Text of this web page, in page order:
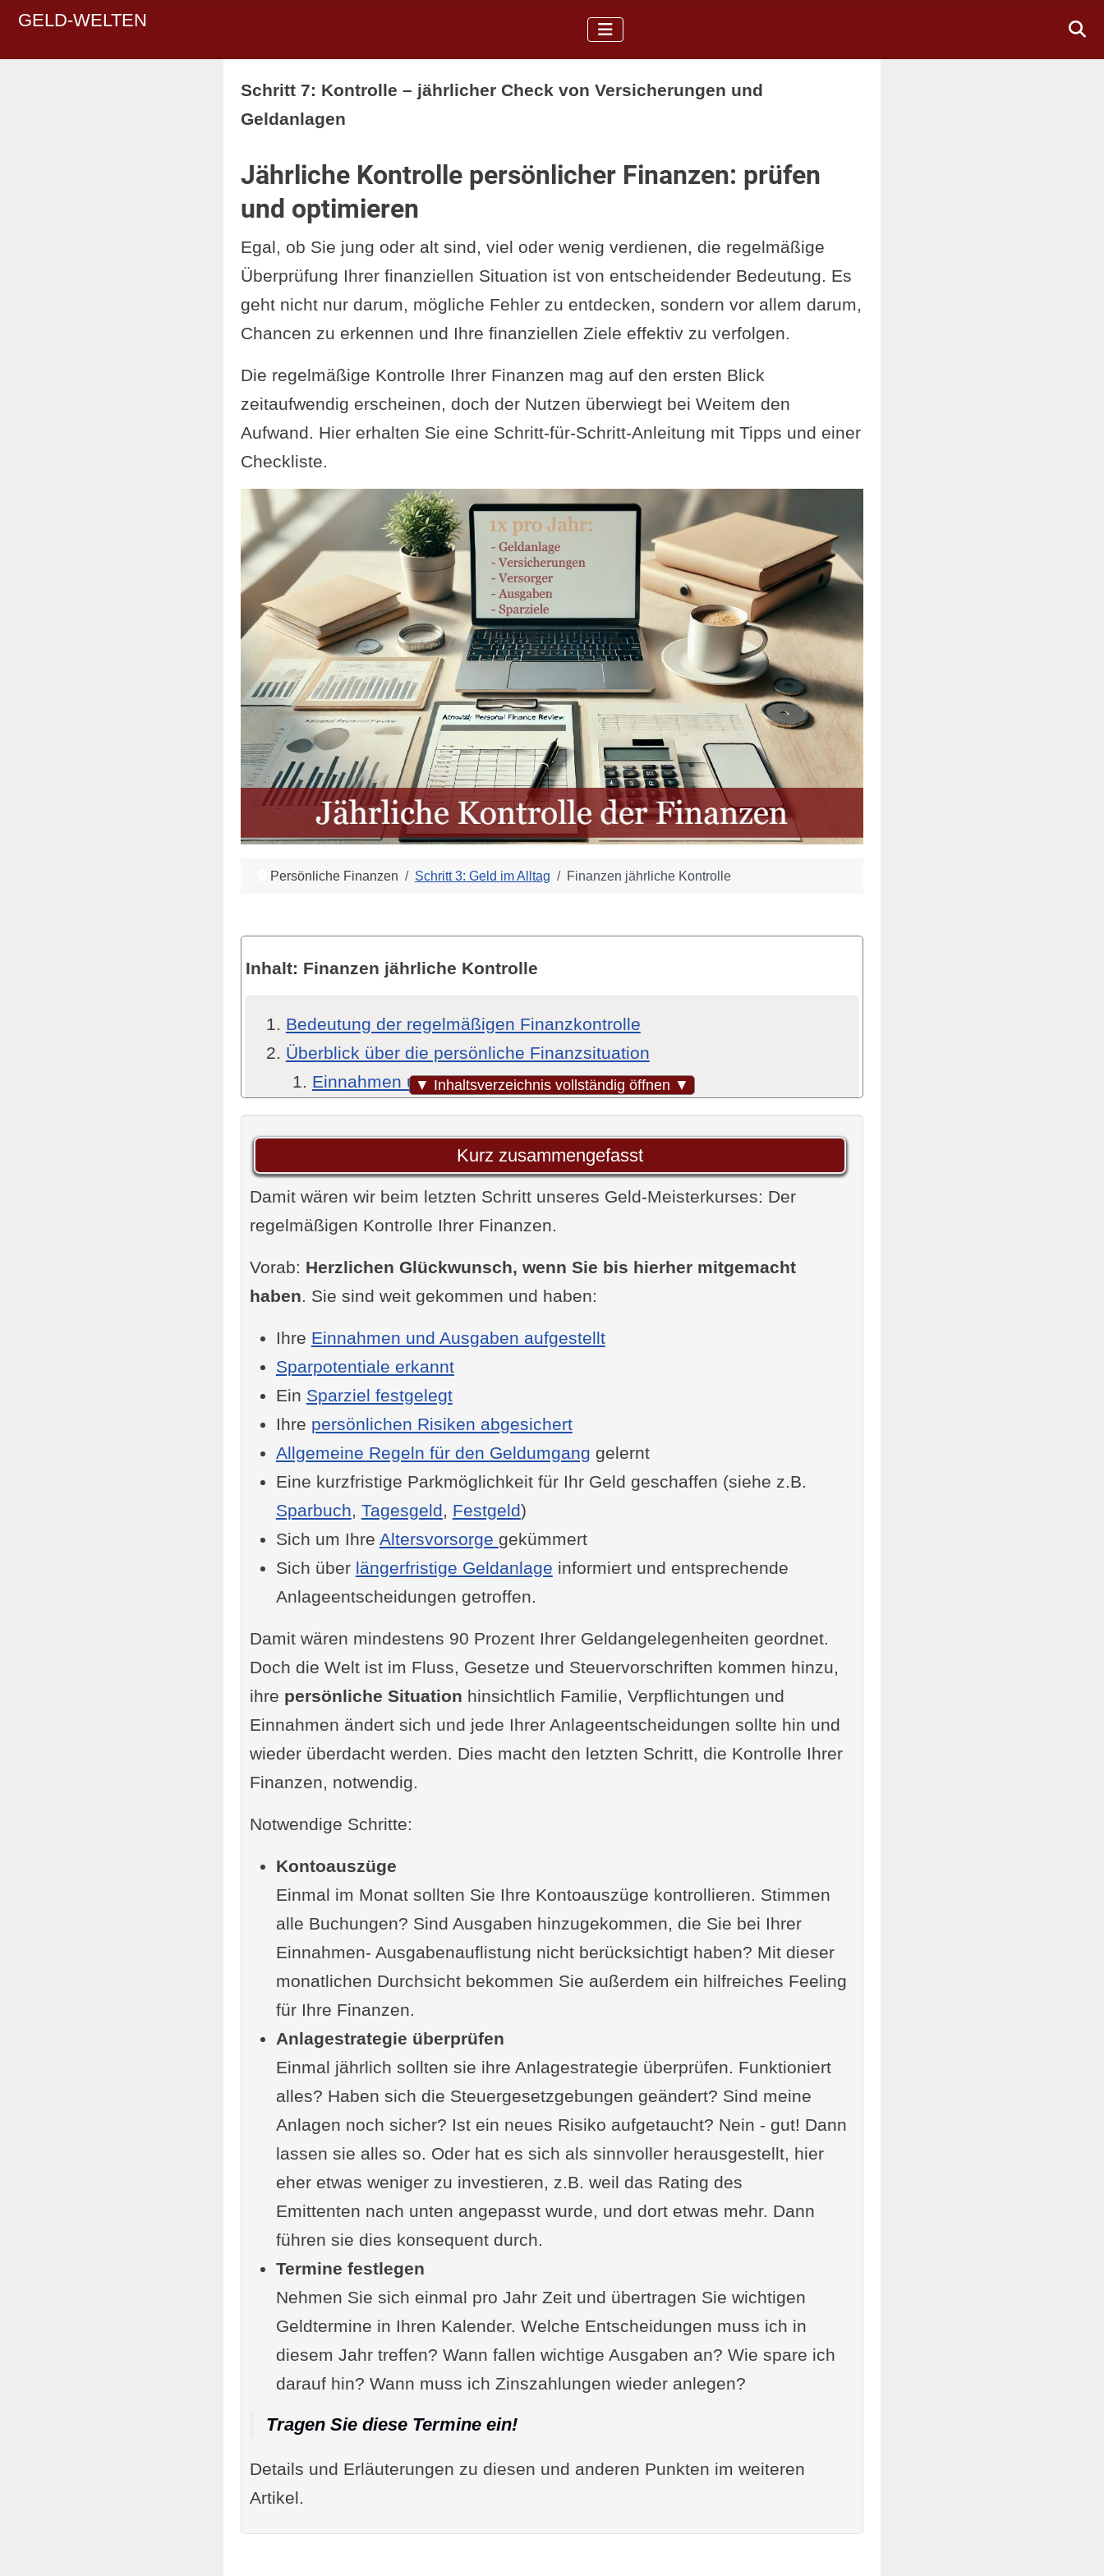
GELD-WELTEN
Schritt 7: Kontrolle – jährlicher Check von Versicherungen und
Geldanlagen
Jährliche Kontrolle persönlicher Finanzen: prüfen
und optimieren
Egal, ob Sie jung oder alt sind, viel oder wenig verdienen, die regelmäßige
Überprüfung Ihrer finanziellen Situation ist von entscheidender Bedeutung. Es
geht nicht nur darum, mögliche Fehler zu entdecken, sondern vor allem darum,
Chancen zu erkennen und Ihre finanziellen Ziele effektiv zu verfolgen.
Die regelmäßige Kontrolle Ihrer Finanzen mag auf den ersten Blick
zeitaufwendig erscheinen, doch der Nutzen überwiegt bei Weitem den
Aufwand. Hier erhalten Sie eine Schritt-für-Schritt-Anleitung mit Tipps und einer
Checkliste.
Persönliche Finanzen Schritt 3: Geld im Alltag Finanzen jährliche Kontrolle
▼ Inhaltsverzeichnis vollständig öffnen ▼
Inhalt: Finanzen jährliche Kontrolle
Bedeutung der regelmäßigen Finanzkontrolle
Überblick über die persönliche Finanzsituation
Einnahmen und Ausgaben erfassen
Vermögenswerte und Schulden auflisten
Finanzielle Ziele definieren
Versicherungen prüfen
Wichtige Versicherungsarten
Deckungssummen und Konditionen vergleichen
Sehr sinnvolle Versicherungen
Sinnvolle Versicherungen
Muss nicht, aber nicht völlig unsinnig
Meist nicht sinnvoll
Geldanlagen analysieren
Sparbücher, Tagesgeld und Festgeldkonten
Aktien, Fonds und ETFs
ETF Standard-Empfehlung
Gute ETF Standard-Empfehlung
Risiken und Renditechancen bewerten
Diversifikation des Anlageportfolios
Verträge mit Versorgern überprüfen
Strom- und Gaslieferanten
Internet- und Mobilfunkanbieter
Kündigungsfristen beachten
Einsparungen durch Anbieterwechsel
Kredite und Darlehen kontrollieren
Umschuldungsmöglichkeiten
Zinssätze und Tilgungspläne optimieren
Steuerliche Aspekte berücksichtigen
Aktuelle Freibeträge und Pauschalen
Möglichkeiten zur Steuerminimierung
Weitere Tipps zur Budgetplanung und zum Haushaltsbuch führen
Erstellung eines monatlichen Budgets
Digitale Tools und Apps nutzen
Ausgabenkategorien analysieren
Ein guter Zeitpunkt: Notfallfonds aufbauen
Bedeutung eines finanziellen Polsters
Empfohlene Höhe des Notgroschens
Strategien für den Aufbau
Ihre Grundlage: finanzielle Ziele
Kurz-, mittel- und langfristige Ziele
SMART-Methode anwenden
Fortschritte regelmäßig überprüfen
Fazit und Handlungsempfehlungen
Zusammenfassung der wichtigsten Punkte
Erste Schritte zur Umsetzung
Anhang
Checklisten für die jährliche Finanzüberprüfung
Ergänzung oder Frage von Ihnen?
Kurz zusammengefasst
Damit wären wir beim letzten Schritt unseres Geld-Meisterkurses: Der
regelmäßigen Kontrolle Ihrer Finanzen.
Vorab: Herzlichen Glückwunsch, wenn Sie bis hierher mitgemacht
haben. Sie sind weit gekommen und haben:
Ihre Einnahmen und Ausgaben aufgestellt
Sparpotentiale erkannt
Ein Sparziel festgelegt
Ihre persönlichen Risiken abgesichert
Allgemeine Regeln für den Geldumgang gelernt
Eine kurzfristige Parkmöglichkeit für Ihr Geld geschaffen (siehe z.B.
Sparbuch, Tagesgeld, Festgeld)
Sich um Ihre Altersvorsorge gekümmert
Sich über längerfristige Geldanlage informiert und entsprechende
Anlageentscheidungen getroffen.
Damit wären mindestens 90 Prozent Ihrer Geldangelegenheiten geordnet.
Doch die Welt ist im Fluss, Gesetze und Steuervorschriften kommen hinzu,
ihre persönliche Situation hinsichtlich Familie, Verpflichtungen und
Einnahmen ändert sich und jede Ihrer Anlageentscheidungen sollte hin und
wieder überdacht werden. Dies macht den letzten Schritt, die Kontrolle Ihrer
Finanzen, notwendig.
Notwendige Schritte:
Kontoauszüge
Einmal im Monat sollten Sie Ihre Kontoauszüge kontrollieren. Stimmen
alle Buchungen? Sind Ausgaben hinzugekommen, die Sie bei Ihrer
Einnahmen- Ausgabenauflistung nicht berücksichtigt haben? Mit dieser
monatlichen Durchsicht bekommen Sie außerdem ein hilfreiches Feeling
für Ihre Finanzen.
Anlagestrategie überprüfen
Einmal jährlich sollten sie ihre Anlagestrategie überprüfen. Funktioniert
alles? Haben sich die Steuergesetzgebungen geändert? Sind meine
Anlagen noch sicher? Ist ein neues Risiko aufgetaucht? Nein - gut! Dann
lassen sie alles so. Oder hat es sich als sinnvoller herausgestellt, hier
eher etwas weniger zu investieren, z.B. weil das Rating des
Emittenten nach unten angepasst wurde, und dort etwas mehr. Dann
führen sie dies konsequent durch.
Termine festlegen
Nehmen Sie sich einmal pro Jahr Zeit und übertragen Sie wichtigen
Geldtermine in Ihren Kalender. Welche Entscheidungen muss ich in
diesem Jahr treffen? Wann fallen wichtige Ausgaben an? Wie spare ich
darauf hin? Wann muss ich Zinszahlungen wieder anlegen?
Tragen Sie diese Termine ein!
Details und Erläuterungen zu diesen und anderen Punkten im weiteren
Artikel.